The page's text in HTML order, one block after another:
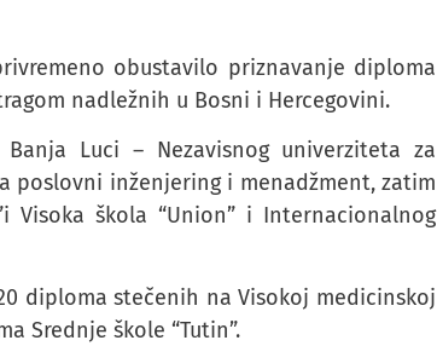
obustavilo priznavanje diploma
nadležnih u Bosni i Hercegovini.
Luci – Nezavisnog univerziteta za
poslovni inženjering i menadžment, zatim
Visoka škola “Union” i Internacionalnog
diploma stečenih na Visokoj medicinskoj
Srednje škole “Tutin”.